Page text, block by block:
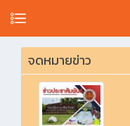
จดหมายข่าว